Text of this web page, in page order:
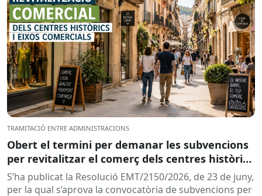
TRAMITACIÓ ENTRE ADMINISTRACIONS
Obert el termini per demanar les subvencions
per revitalitzar el comerç dels centres històrics
i eixos comercials de Catalunya
S’ha publicat la Resolució EMT/2150/2026, de 23 de juny,
per la qual s’aprova la convocatòria de subvencions per